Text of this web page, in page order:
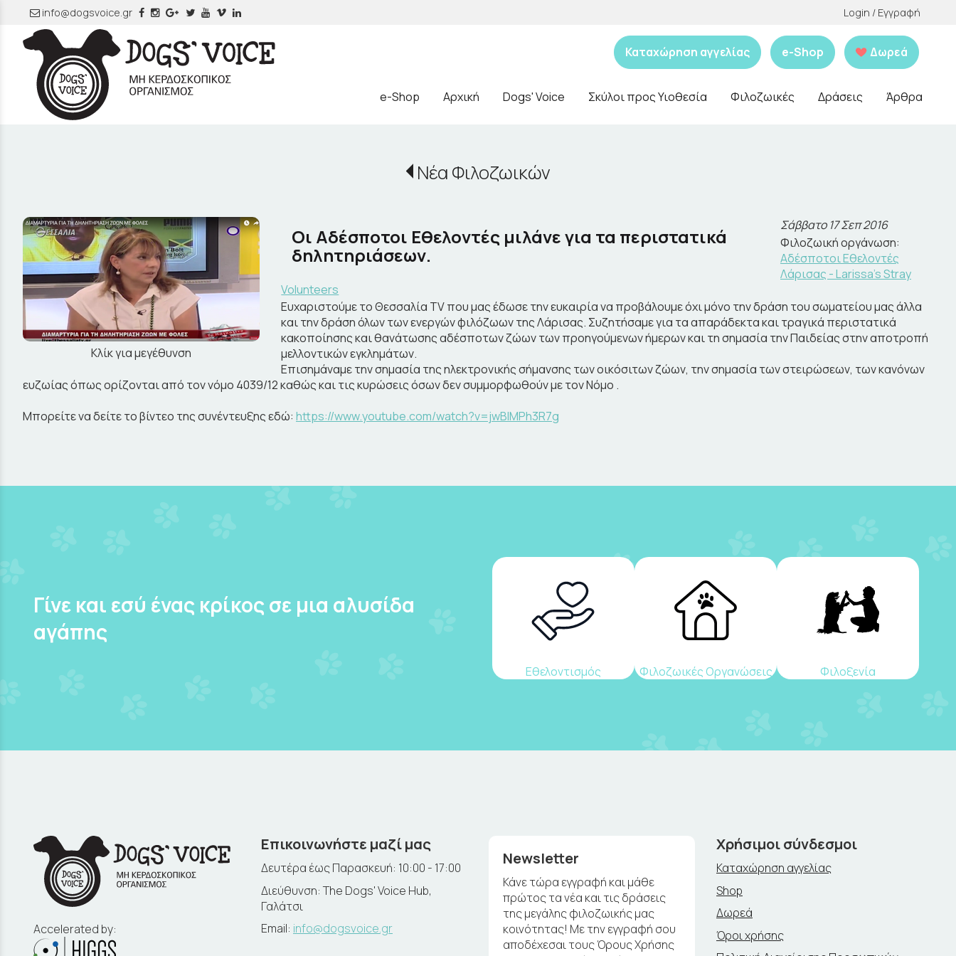
info@dogsvoice.gr Login / Εγγραφή
Καταχώρηση αγγελίας e-Shop Δωρεά
e-Shop Αρχική Dogs' Voice Σκύλοι προς Υιοθεσία Φιλοζωικές Δράσεις Άρθρα
Νέα Φιλοζωικών
Κλίκ για μεγέθυνση
Οι Αδέσποτοι Εθελοντές μιλάνε για τα περιστατικά
δηλητηριάσεων.
Σάββατο 17 Σεπ 2016
Φιλοζωική οργάνωση:
Αδέσποτοι Εθελοντές
Λάρισας - Larissa's Stray
Volunteers
Ευχαριστούμε το Θεσσαλία TV που μας έδωσε την ευκαιρία να προβάλουμε όχι μόνο την δράση του σωματείου μας άλλα
και την δράση όλων των ενεργών φιλόζωων της Λάρισας. Συζητήσαμε για τα απαράδεκτα και τραγικά περιστατικά
κακοποίησης και θανάτωσης αδέσποτων ζώων των προηγούμενων ήμερων και τη σημασία την Παιδείας στην αποτροπή
μελλοντικών εγκλημάτων.
Επισημάναμε την σημασία της ηλεκτρονικής σήμανσης των οικόσιτων ζώων, την σημασία των στειρώσεων, των κανόνων
ευζωίας όπως ορίζονται από τον νόμο 4039/12 καθώς και τις κυρώσεις όσων δεν συμμορφωθούν με τον Νόμο .
Μπορείτε να δείτε το βίντεο της συνέντευξης εδώ: https://www.youtube.com/watch?v=jwBIMPh3R7g
Γίνε και εσύ ένας κρίκος σε μια αλυσίδα
αγάπης
Εθελοντισμός Φιλοζωικές Οργανώσεις Φιλοξενία
Accelerated by:
Επικοινωνήστε μαζί μας
Δευτέρα έως Παρασκευή: 10:00 - 17:00
Διεύθυνση: The Dogs' Voice Hub,
Γαλάτσι
Email: info@dogsvoice.gr
Newsletter
Κάνε τώρα εγγραφή και μάθε
πρώτος τα νέα και τις δράσεις
της μεγάλης φιλοζωικής μας
κοινότητας! Με την εγγραφή σου
αποδέχεσαι τους Όρους Χρήσης
Χρήσιμοι σύνδεσμοι
Καταχώρηση αγγελίας
Shop
Δωρεά
Όροι χρήσης